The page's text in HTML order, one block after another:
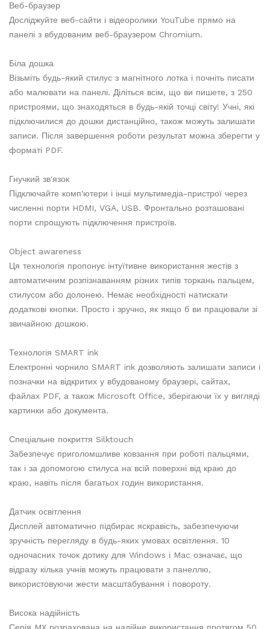
Веб-браузер
Досліджуйте веб-сайти і відеоролики YouTube прямо на
панелі з вбудованим веб-браузером Chromium.
Біла дошка
Візьміть будь-який стилус з магнітного лотка і почніть писати
або малювати на панелі. Діліться всім, що ви пишете, з 250
пристроями, що знаходяться в будь-якій точці світу! Учні, які
підключилися до дошки дистанційно, також можуть залишати
записи. Після завершення роботи результат можна зберегти у
форматі PDF.
Гнучкий зв'язок
Підключайте комп'ютери і інші мультимедіа-пристрої через
численні порти HDMI, VGA, USB. Фронтально розташовані
порти спрощують підключення пристроїв.
Object awareness
Ця технологія пропонує інтуїтивне використання жестів з
автоматичним розпізнаванням різних типів торкань пальцем,
стилусом або долонею. Немає необхідності натискати
додаткові кнопки. Просто і зручно, як якщо б ви працювали зі
звичайною дошкою.
Технологія SMART ink
Електронні чорнило SMART ink дозволяють залишати записи і
позначки на відкритих у вбудованому браузері, сайтах,
файлах PDF, а також Microsoft Office, зберігаючи їх у вигляді
картинки або документа.
Спеціальне покриття Silktouch
Забезпечує приголомшливе ковзання при роботі пальцями,
так і за допомогою стилуса на всій поверхні від краю до
краю, навіть після багатьох годин використання.
Датчик освітлення
Дисплей автоматично підбирає яскравість, забезпечуючи
зручність перегляду в будь-яких умовах освітлення. 10
одночасних точок дотику для Windows і Mac означає, що
відразу кілька учнів можуть працювати з панеллю,
використовуючи жести масштабування і повороту.
Висока надійність